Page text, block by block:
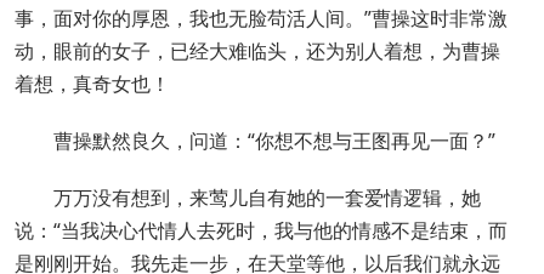
事，面对你的厚恩，我也无脸苟活人间。”曹操这时非常激
动，眼前的女子，已经大难临头，还为别人着想，为曹操
着想，真奇女也！
曹操默然良久，问道：“你想不想与王图再见一面？”
万万没有想到，来莺儿自有她的一套爱情逻辑，她
说：“当我决心代情人去死时，我与他的情感不是结束，而
是刚刚开始。我先走一步，在天堂等他，以后我们就永远